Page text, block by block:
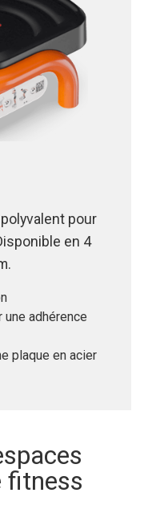
pour
en 4
adhérence
plaque en acier
fitness